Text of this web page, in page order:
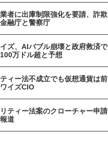
者に出庫制限強化を要請、詐欺
融庁と警察庁
ズ、AIバブル崩壊と政府救済で
万ドル超と予想
ティー法不成立でも仮想通貨は前
イズCIO
ティー法案のクローチャー申請
道